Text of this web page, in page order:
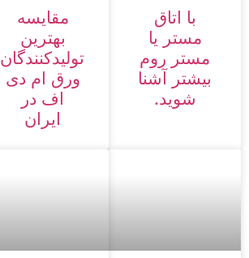
با اتاق
مستر یا
مستر روم
بیشتر آشنا
شوید.
مقایسه
بهترین
تولیدکنندگان
ورق ام دی
اف در
ایران